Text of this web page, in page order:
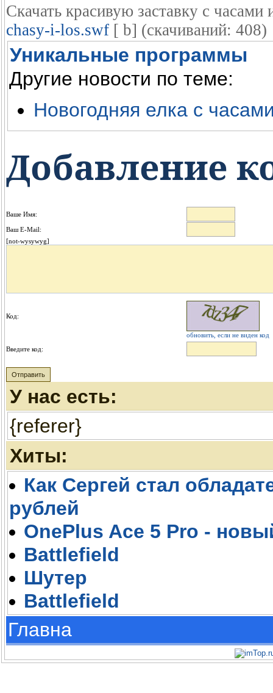
Скачать красивую заставку с часами
chasy-i-los.swf [ b] (cкачиваний: 408)
Уникальные программы
Другие новости по теме:
Новогодняя елка с
Добавление
Ваше Имя:
Ваш E-Mail:
[not-wysywyg]
Код:
обновить, если не виден код
Введите код:
У нас есть:
{referer}
Хиты:
Как Сергей стал
рублей
OnePlus Ace 5 Pro -
Battlefield
Шутер
Battlefield
Главна